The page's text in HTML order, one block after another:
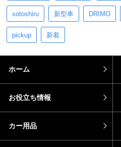
sotoshiru 新型車 DRIMO
pickup 新着
ホーム
お役立ち情報
カー用品